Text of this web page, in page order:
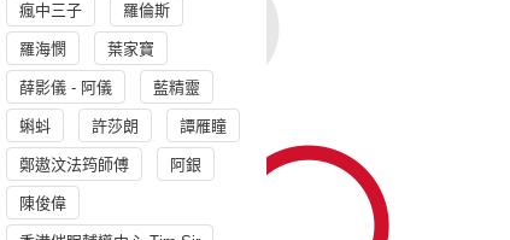
瘋中三子 羅倫斯
羅海憫 葉家寶
薛影儀 - 阿儀 藍精靈
蝌蚪 許莎朗 譚雁瞳
鄭遨汶法筠師傅 阿銀
陳俊偉